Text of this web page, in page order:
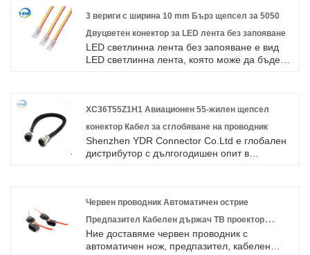
3 вериги с ширина 10 mm Бърз щепсел за 5050
Двуцветен конектор за LED лента без запояване
LED светлинна лента без запояване е вид
LED светлинна лента, която може да бъде
XC36T55Z1H1 Авиационен 55-жилен щепсел
конектор Кабел за сглобяване на проводник
Shenzhen YDR Connector Co.Ltd е глобален
дистрибутор с дългогодишен опит в
при запитване.
Червен проводник Автоматичен острие
Предпазител Кабелен държач ТВ проектор
Предпазител Свързващ проводник с черен
Ние доставяме червен проводник с
автоматичен нож, предпазител, кабелен